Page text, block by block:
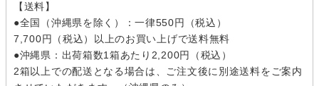
【送料】
●全国（沖縄県を除く）：一律550円（税込）
7,700円（税込）以上のお買い上げで送料無料
●沖縄県：出荷箱数1箱あたり2,200円（税込）
2箱以上での配送となる場合は、ご注文後に別途送料をご案内